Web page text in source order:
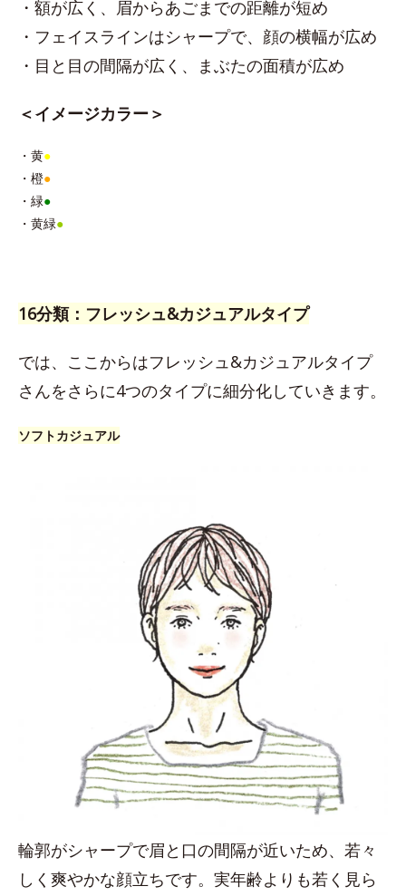
・額が広く、眉からあごまでの距離が短め
・フェイスラインはシャープで、顔の横幅が広め
・目と目の間隔が広く、まぶたの面積が広め
＜イメージカラー＞
・黄●
・橙●
・緑●
・黄緑●
16分類：フレッシュ&カジュアルタイプ
では、ここからはフレッシュ&カジュアルタイプ
さんをさらに4つのタイプに細分化していきます。
ソフトカジュアル
輪郭がシャープで眉と口の間隔が近いため、若々
しく爽やかな顔立ちです。実年齢よりも若く見ら